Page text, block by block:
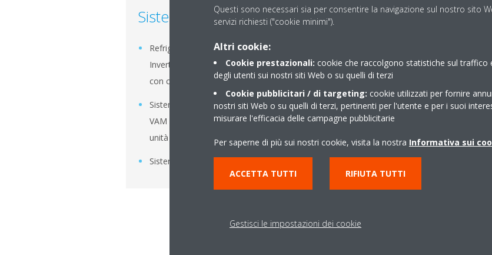
Sistemi installati
Refrigeratori piccoli con
Inverter condensati ad aria,
con compressore Scroll
Sistemi di ventilazione (unità
VAM a recupero di calore e
unità di trattamento dell'aria)
Sistemi VRV IV e Sky Air
Questi sono necessari sia per consentire la navigazione sul nostro sito
servizi richiesti ("cookie minimi").
Altri cookie:
Cookie prestazionali: cookie che raccolgono statistiche sul
degli utenti sui nostri siti Web o su quelli di terzi
Cookie pubblicitari / di targeting: cookie utilizzati per fornire
nostri siti Web o su quelli di terzi, pertinenti per l'utente e per i suoi
misurare l'efficacia delle campagne pubblicitarie
Per saperne di più sui nostri cookie, visita la nostra Informativa sui
ACCETTA TUTTI RIFIUTA TUTTI
Gestisci le impostazioni dei cookie